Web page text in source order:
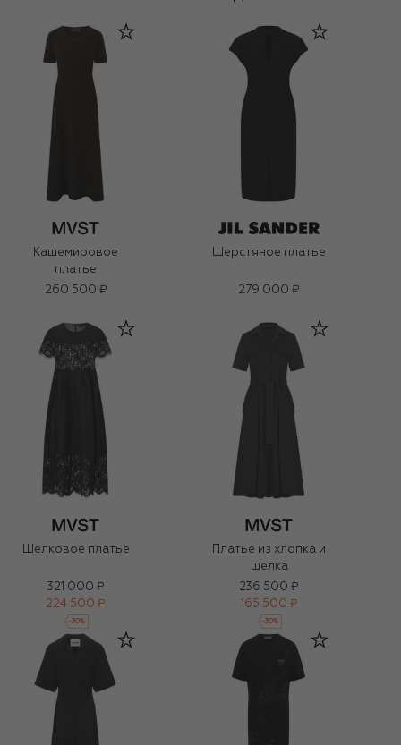
Кашемировое
платье
260 500 ₽
Шерстяное платье
279 000 ₽
Шелковое платье
321 000 ₽
224 500 ₽
-30%
Платье из хлопка и
шелка
236 500 ₽
165 500 ₽
-30%